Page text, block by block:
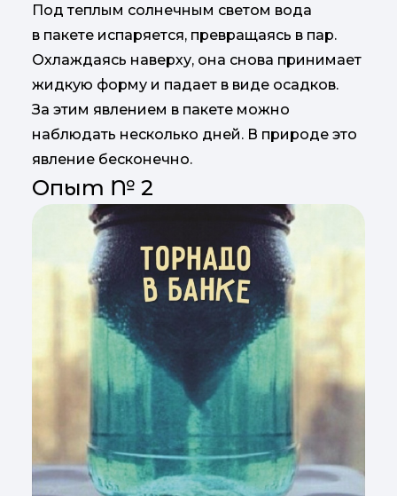
Под теплым солнечным светом вода
в пакете испаряется, превращаясь в пар.
Охлаждаясь наверху, она снова принимает
жидкую форму и падает в виде осадков.
За этим явлением в пакете можно
наблюдать несколько дней. В природе это
явление бесконечно.
Опыт № 2